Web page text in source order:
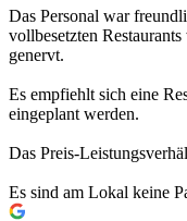
Das Personal war
vollbesetzten
genervt.
Es empfiehlt sich eine
eingeplant werden.
Das Preis-
Es sind am Lokal keine